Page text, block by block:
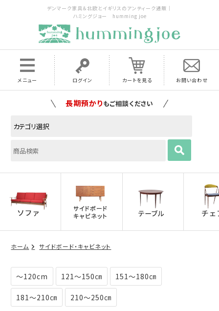
デンマーク家具＆北欧とイギリスのアンティーク通販｜
ハミングジョー humming joe
メニュー ログイン カートを見る お問い合わせ
家具の配送料は全国当店で負担いたします
ホーム サイドボード・キャビネット
～120cm 121～150㎝ 151～180㎝
181～210㎝ 210～250㎝